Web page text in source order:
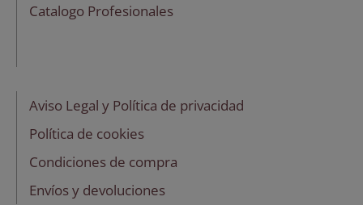
Catalogo Profesionales
Aviso Legal y Política de privacidad
Política de cookies
Condiciones de compra
Envíos y devoluciones